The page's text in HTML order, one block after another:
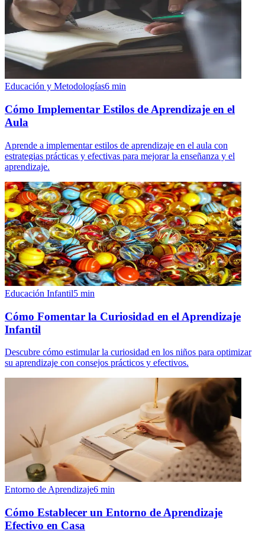
Educación y Metodologías6 min
Cómo Implementar Estilos de Aprendizaje en el
Aula
Aprende a implementar estilos de aprendizaje en el aula con
estrategias prácticas y efectivas para mejorar la enseñanza y el
aprendizaje.
Educación Infantil5 min
Cómo Fomentar la Curiosidad en el Aprendizaje
Infantil
Descubre cómo estimular la curiosidad en los niños para optimizar
su aprendizaje con consejos prácticos y efectivos.
Entorno de Aprendizaje6 min
Cómo Establecer un Entorno de Aprendizaje
Efectivo en Casa